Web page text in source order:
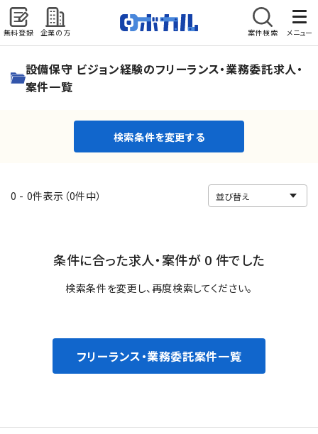
無料登録 企業の方 案件検索 メニュー
検索条件を変更する
設備保守 ビジョン経験のフリーランス・業務委託求人・
案件一覧
検索条件を変更する
0 - 0件表示（0件中）
条件に合った求人・案件が 0 件でした
検索条件を変更し、再度検索してください。
フリーランス・業務委託案件一覧